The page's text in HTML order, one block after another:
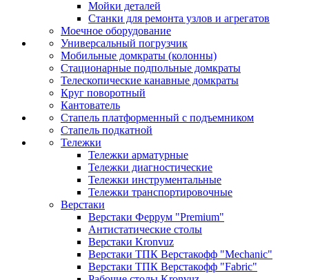
Мойки деталей
Станки для ремонта узлов и агрегатов
Моечное оборудование
Универсальный погрузчик
Мобильные домкраты (колонны)
Стационарные подпольные домкраты
Телескопические канавные домкраты
Круг поворотный
Кантователь
Стапель платформенный с подъемником
Стапель подкатной
Тележки
Тележки арматурные
Тележки диагностические
Тележки инструментальные
Тележки транспортировочные
Верстаки
Верстаки Феррум "Premium"
Антистатические столы
Верстаки Kronvuz
Верстаки ТПК Верстакофф "Mechanic"
Верстаки ТПК Верстакофф "Fabric"